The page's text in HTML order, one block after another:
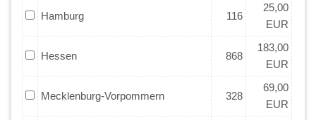
Hamburg 116
25,00
EUR
Hessen 868
183,00
EUR
Mecklenburg-Vorpommern 328
69,00
EUR